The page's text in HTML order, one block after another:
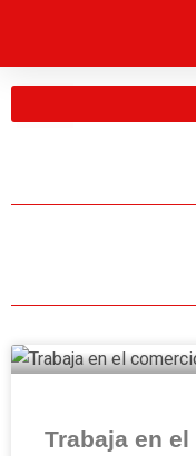
Trabaja en